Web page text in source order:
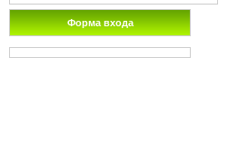
Форма входа